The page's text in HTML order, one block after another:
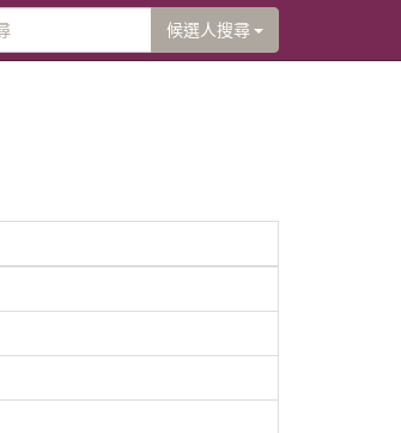
候選人搜尋